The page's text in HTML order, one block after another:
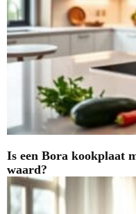
Is een Bora kookplaat
waard?